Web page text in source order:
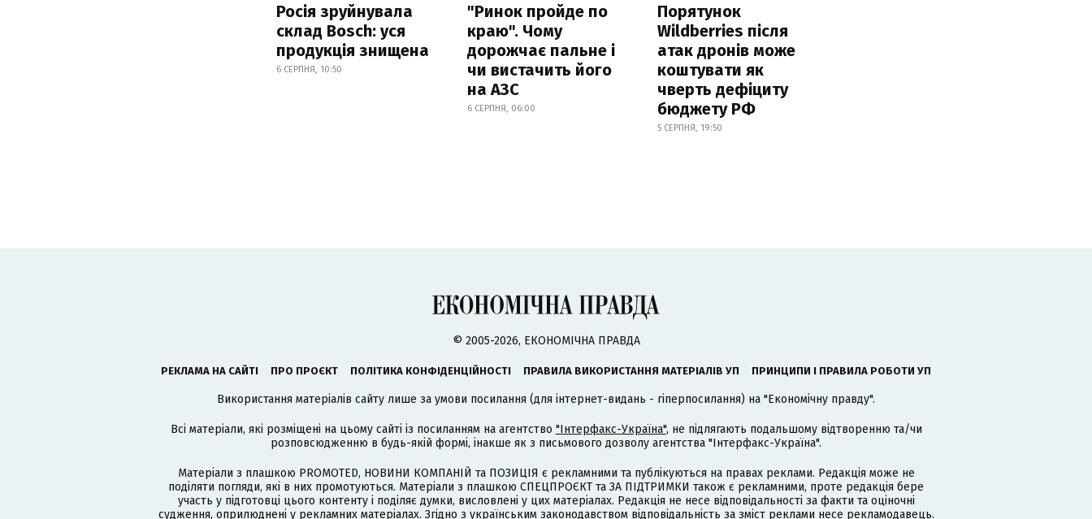
Росія зруйнувала
склад Bosch: уся
продукція знищена
6 СЕРПНЯ, 10:50
"Ринок пройде по
краю". Чому
дорожчає пальне і
чи вистачить його
на АЗС
6 СЕРПНЯ, 06:00
Порятунок
Wildberries після
атак дронів може
коштувати як
чверть дефіциту
бюджету РФ
5 СЕРПНЯ, 19:50
© 2005-2026, ЕКОНОМІЧНА ПРАВДА
РЕКЛАМА НА САЙТІ ПРО ПРОЄКТ ПОЛІТИКА КОНФІДЕНЦІЙНОСТІ ПРАВИЛА ВИКОРИСТАННЯ МАТЕРІАЛІВ УП ПРИНЦИПИ І ПРАВИЛА РОБОТИ УП
Використання матеріалів сайту лише за умови посилання (для інтернет-видань - гіперпосилання) на "Економічну правду".
Всі матеріали, які розміщені на цьому сайті із посиланням на агентство "Інтерфакс-Україна", не підлягають подальшому відтворенню та/чи
розповсюдженню в будь-якій формі, інакше як з письмового дозволу агентства "Інтерфакс-Україна".
Матеріали з плашкою PROMOTED, НОВИНИ КОМПАНІЙ та ПОЗИЦІЯ є рекламними та публікуються на правах реклами. Редакція може не
поділяти погляди, які в них промотуються. Матеріали з плашкою СПЕЦПРОЄКТ та ЗА ПІДТРИМКИ також є рекламними, проте редакція бере
участь у підготовці цього контенту і поділяє думки, висловлені у цих матеріалах. Редакція не несе відповідальності за факти та оціночні
судження, оприлюднені у рекламних матеріалах. Згідно з українським законодавством відповідальність за зміст реклами несе рекламодавець.